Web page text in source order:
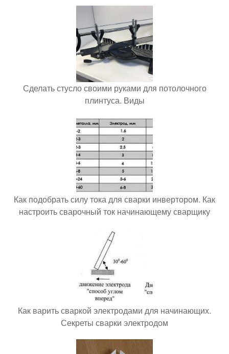
Сделать стусло своими руками для потолочного
плинтуса. Виды
Как подобрать силу тока для сварки инвертором. Как
настроить сварочный ток начинающему сварщику
Как варить сваркой электродами для начинающих.
Секреты сварки электродом